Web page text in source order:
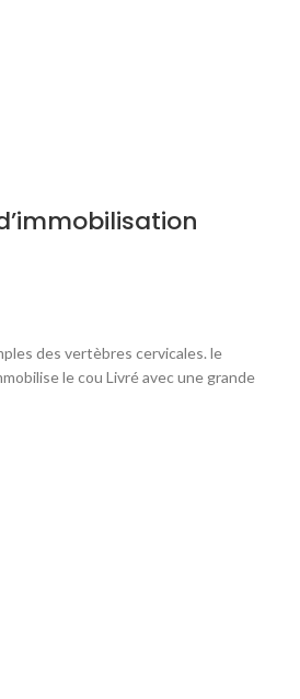
des vertèbres cervicales. le
le cou Livré avec une grande